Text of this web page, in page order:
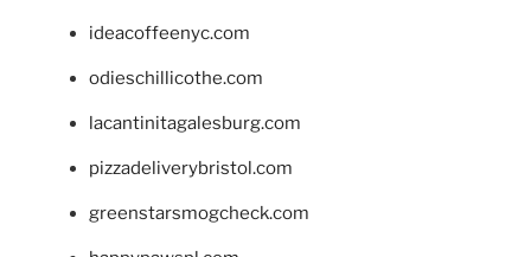
ideacoffeenyc.com
odieschillicothe.com
lacantinitagalesburg.com
pizzadeliverybristol.com
greenstarsmogcheck.com